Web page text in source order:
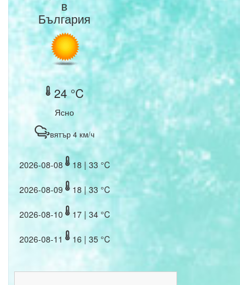
в
България
24 °C
Ясно
вятър 4 км/ч
2026-08-08 18 | 33 °C
2026-08-09 18 | 33 °C
2026-08-10 17 | 34 °C
2026-08-11 16 | 35 °C